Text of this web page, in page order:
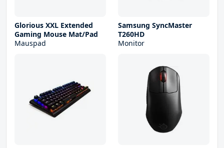
Glorious XXL Extended
Gaming Mouse Mat/Pad
Mauspad
Samsung SyncMaster
T260HD
Monitor